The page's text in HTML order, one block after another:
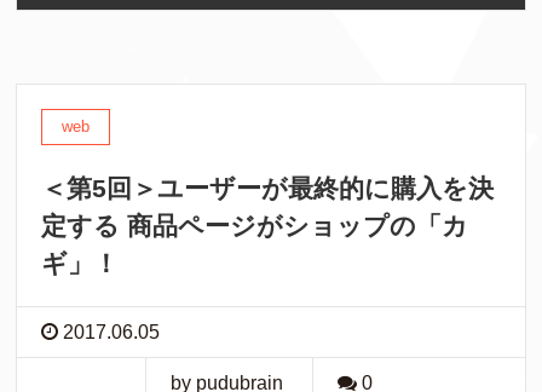
web
＜第5回＞ユーザーが最終的に購入を決
定する 商品ページがショップの「カ
ギ」！
2017.06.05
by pudubrain 0